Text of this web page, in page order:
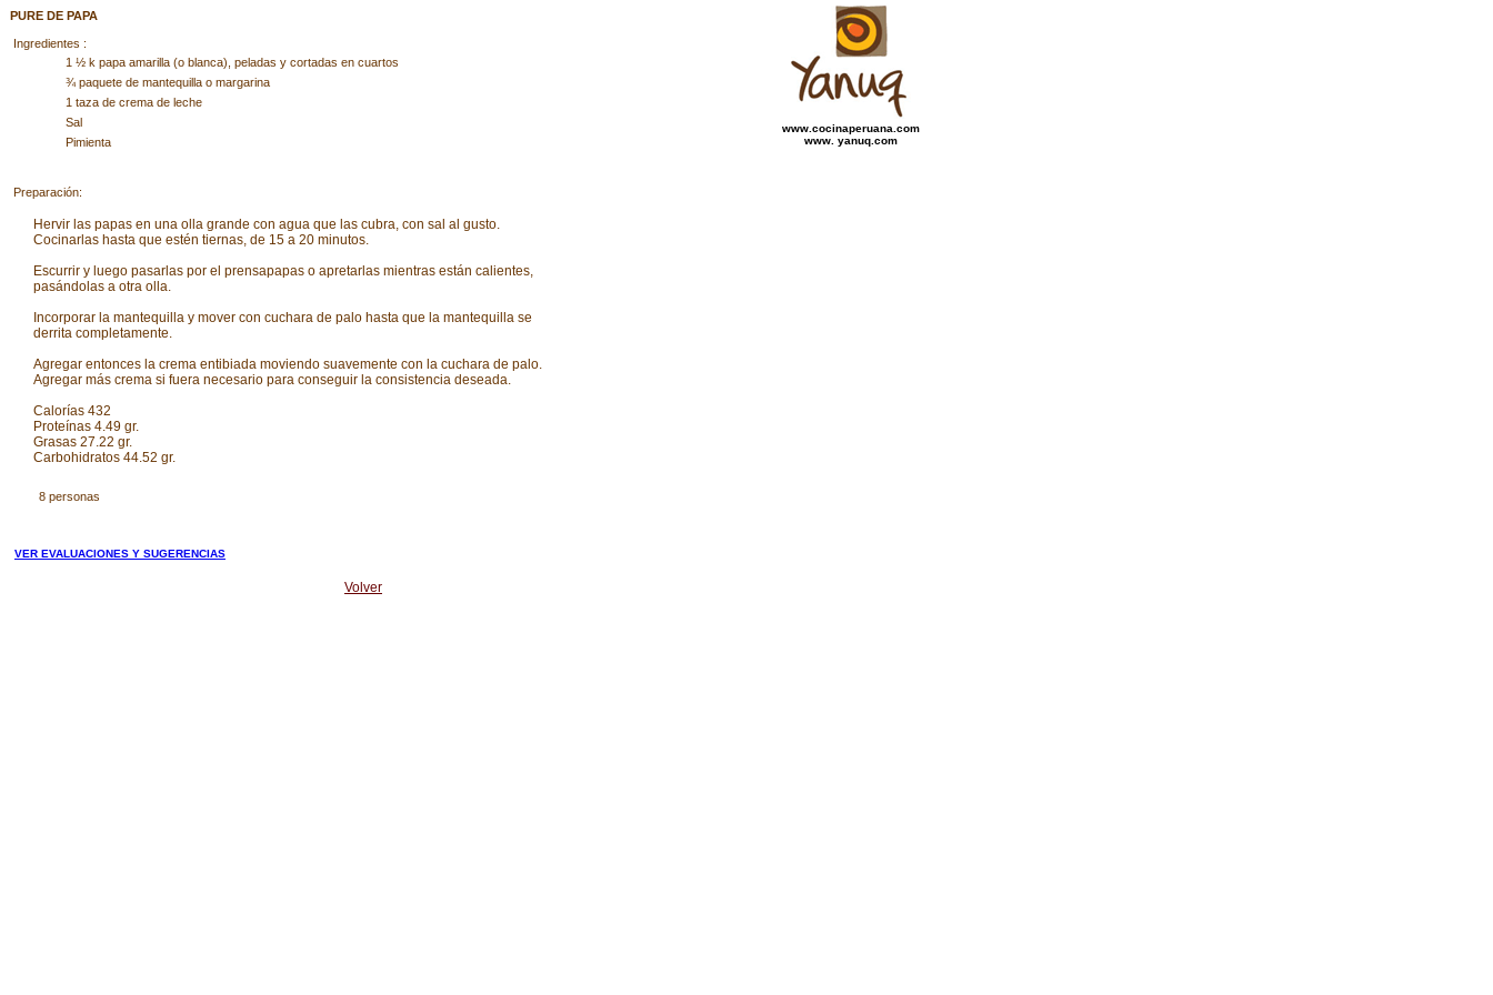
PURE DE PAPA
Ingredientes :
1 ½ k papa amarilla (o blanca), peladas y cortadas en cuartos
¾ paquete de mantequilla o margarina
1 taza de crema de leche
Sal
Pimienta
Preparación:
Hervir las papas en una olla grande con agua que las cubra, con sal al gusto.
Cocinarlas hasta que estén tiernas, de 15 a 20 minutos.
Escurrir y luego pasarlas por el prensapapas o apretarlas mientras están calientes,
pasándolas a otra olla.
Incorporar la mantequilla y mover con cuchara de palo hasta que la mantequilla se
derrita completamente.
Agregar entonces la crema entibiada moviendo suavemente con la cuchara de palo.
Agregar más crema si fuera necesario para conseguir la consistencia deseada.
Calorías 432
Proteínas 4.49 gr.
Grasas 27.22 gr.
Carbohidratos 44.52 gr.
8 personas
VER EVALUACIONES Y SUGERENCIAS
Volver
www.cocinaperuana.com
www. yanuq.com